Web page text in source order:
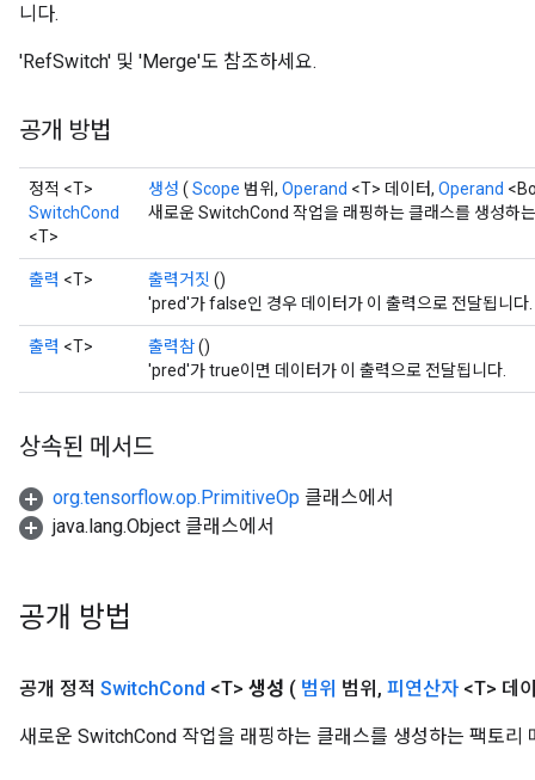
니다.
'RefSwitch' 및 'Merge'도 참조하세요.
공개 방법
정적 <T>
SwitchCond
<T>
생성 ( Scope 범위, Operand <T> 데이터, Operand
새로운 SwitchCond 작업을 래핑하는 클래스를 생성하
출력 <T> 출력거짓 ()
'pred'가 false인 경우 데이터가 이 출력으로 전달됩니다.
출력 <T> 출력참()
'pred'가 true이면 데이터가 이 출력으로 전달됩니다.
상속된 메서드
org.tensorflow.op.PrimitiveOp 클래스에서
java.lang.Object 클래스에서
공개 방법
공개 정적 SwitchCond <T> 생성 ( 범위 범위 , 피연산자 <T> 데
새로운 SwitchCond 작업을 래핑하는 클래스를 생성하는 팩토리